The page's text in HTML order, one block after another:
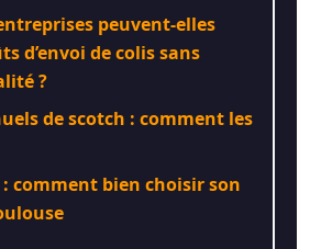
peuvent-elles
d’envoi de colis sans
?
de scotch : comment les
comment bien choisir son